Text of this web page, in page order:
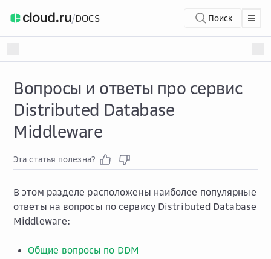
/DOCS Поиск
Вопросы и ответы про сервис
Distributed Database
Middleware
Эта статья полезна?
В этом разделе расположены наиболее популярные
ответы на вопросы по сервису Distributed Database
Middleware:
Общие вопросы по DDM